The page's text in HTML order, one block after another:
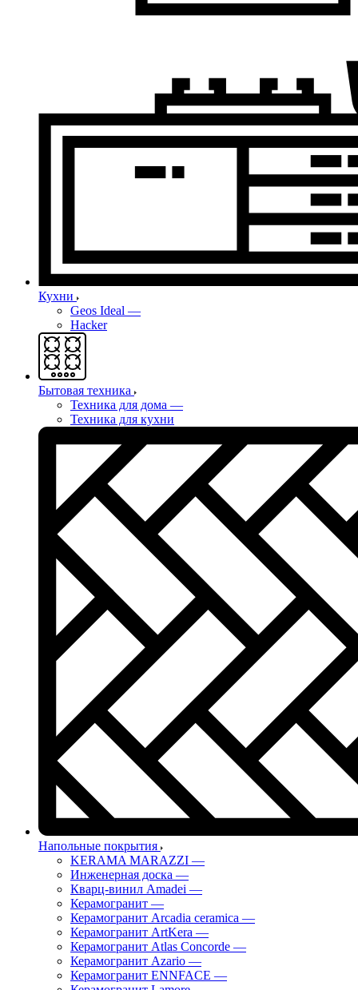
Кухни
Geos Ideal —
Hacker
Бытовая техника
Техника для дома —
Техника для кухни
Напольные покрытия
KERAMA MARAZZI —
Инженерная доска —
Кварц-винил Amadei —
Керамогранит —
Керамогранит Arcadia ceramica —
Керамогранит ArtKera —
Керамогранит Atlas Concorde —
Керамогранит Azario —
Керамогранит ENNFACE —